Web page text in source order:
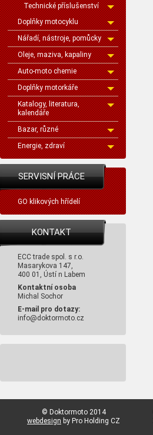
Technické příslušenství
Doplňky motocyklu
Nářadí, nástroje, pomůcky
Oleje, maziva, kapaliny
Auto-moto chemie
Doplňky motorkáře
Katalogy, literatura,
kalendáře
Bazar, různé
Energie, zdraví
SERVISNÍ PRÁCE
GO klikových hřídelí
KONTAKT
ECC trade spol. s r.o.
Masarykova 147,
400 01, Ústí n Labem
Kontaktní osoba
Michal Sochor
E-mail pro dotazy:
info@doktormoto.cz
© Doktormoto 2014
webdesign by Pro Holding CZ